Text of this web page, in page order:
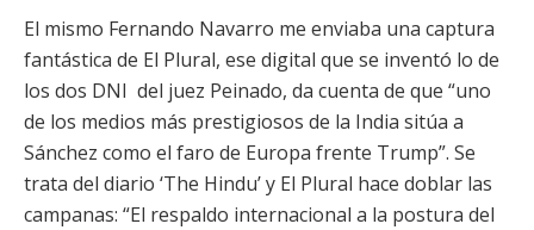
El mismo Fernando Navarro me enviaba una captura
fantástica de El Plural, ese digital que se inventó lo de
los dos DNI del juez Peinado, da cuenta de que “uno
de los medios más prestigiosos de la India sitúa a
Sánchez como el faro de Europa frente Trump”. Se
trata del diario ‘The Hindu’ y El Plural hace doblar las
campanas: “El respaldo internacional a la postura del